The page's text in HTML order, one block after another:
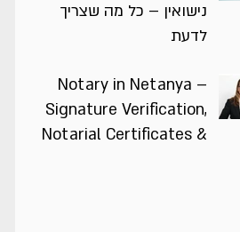
נישואין – כל מה שצריך
לדעת
Notary in Netanya –
Signature Verification,
Notarial Certificates &